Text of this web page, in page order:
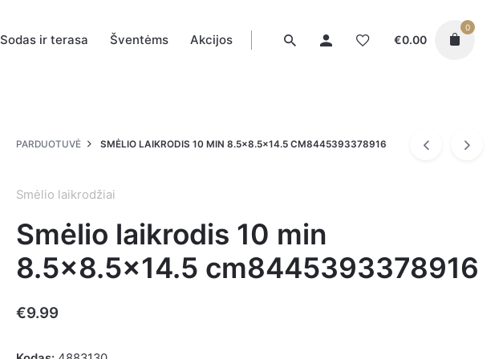
Sodas ir terasa Šventėms Akcijos €0.00
0
PARDUOTUVĖ SMĖLIO LAIKRODIS 10 MIN 8.5×8.5×14.5 CM8445393378916
Smėlio laikrodžiai
Smėlio laikrodis 10 min
8.5×8.5×14.5 cm8445393378916
€9.99